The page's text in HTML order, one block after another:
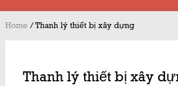
Home /Thanh lý thiết bị xây dựng
Thanh lý thiết bị xây